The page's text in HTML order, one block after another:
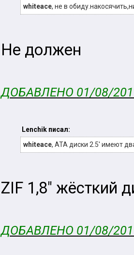
whiteace, не в
Не должен
ДОБАВЛЕНО 01/08/
Lenchik писал:
whiteace, ATA диски 2.5' имеют
ZIF 1,8" жёсткий
ДОБАВЛЕНО 01/08/